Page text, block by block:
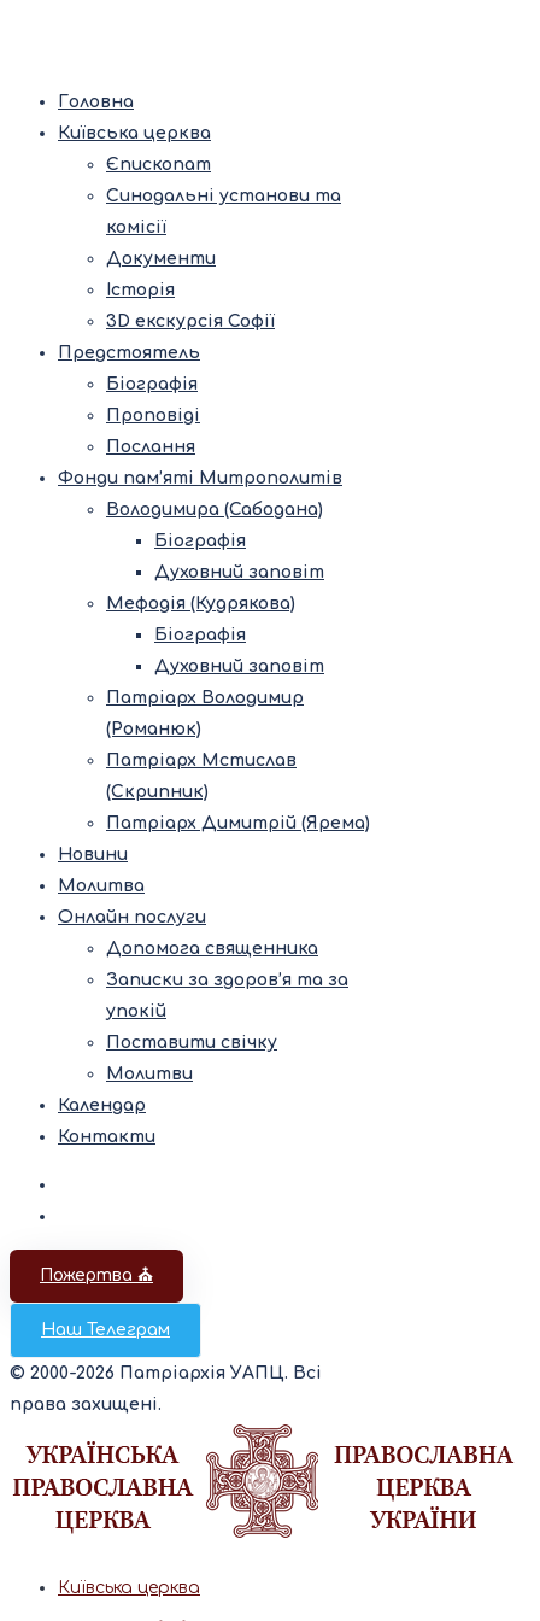
Головна
Київська церква
Єпископат
Синодальні установи та
комісії
Документи
Історія
3D екскурсія Софії
Предстоятель
Біографія
Проповіді
Послання
Фонди пам’яті Митрополитів
Володимира (Сабодана)
Біографія
Духовний заповіт
Мефодія (Кудрякова)
Біографія
Духовний заповіт
Патріарх Володимир
(Романюк)
Патріарх Мстислав
(Скрипник)
Патріарх Димитрій (Ярема)
Новини
Молитва
Онлайн послуги
Допомога священника
Записки за здоров’я та за
упокій
Поставити свічку
Молитви
Календар
Контакти
Пожертва ⛪️
Наш Телеграм
© 2000-2026 Патріархія УАПЦ. Всі
права захищені.
Київська церква